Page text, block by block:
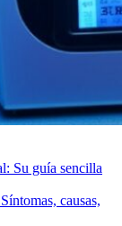
Su guía sencilla
causas,